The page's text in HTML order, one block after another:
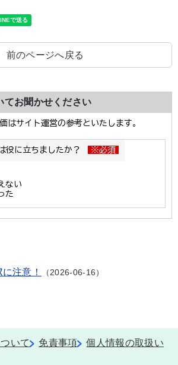
前のページへ戻る
てお聞かせください
注意！ 2026-06-16
いて 免責事項
個人情報の取扱い